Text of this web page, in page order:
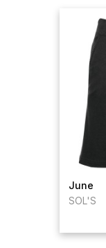
June
SOL'S